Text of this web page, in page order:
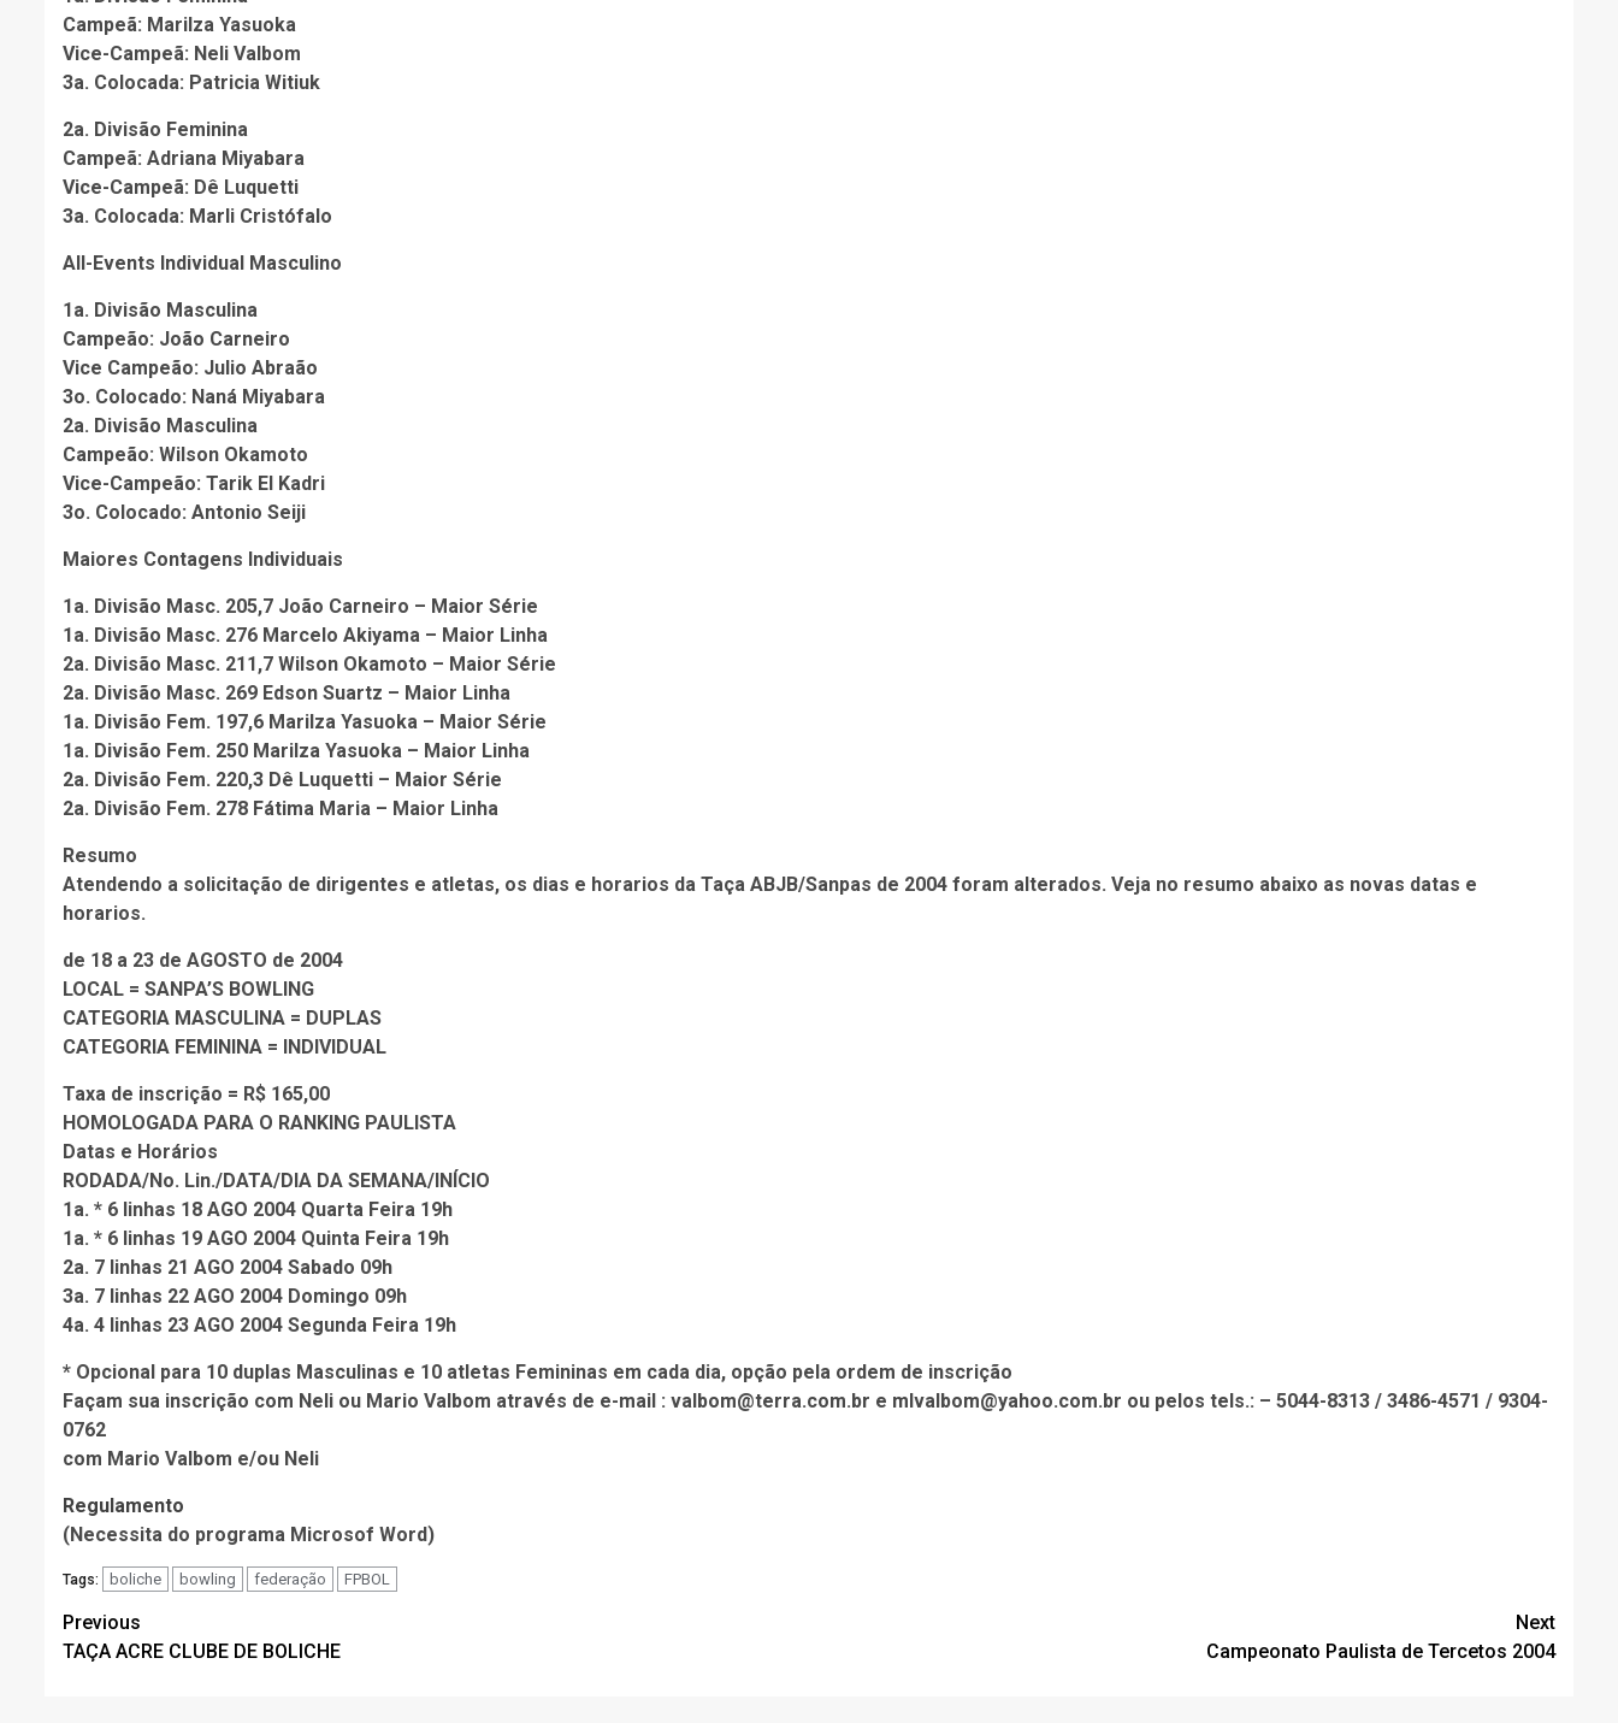
Campeã: Marilza Yasuoka
Vice-Campeã: Neli Valbom
3a. Colocada: Patricia Witiuk
2a. Divisão Feminina
Campeã: Adriana Miyabara
Vice-Campeã: Dê Luquetti
3a. Colocada: Marli Cristófalo
All-Events Individual Masculino
1a. Divisão Masculina
Campeão: João Carneiro
Vice Campeão: Julio Abraão
3o. Colocado: Naná Miyabara
2a. Divisão Masculina
Campeão: Wilson Okamoto
Vice-Campeão: Tarik El Kadri
3o. Colocado: Antonio Seiji
Maiores Contagens Individuais
1a. Divisão Masc. 205,7 João Carneiro – Maior Série
1a. Divisão Masc. 276 Marcelo Akiyama – Maior Linha
2a. Divisão Masc. 211,7 Wilson Okamoto – Maior Série
2a. Divisão Masc. 269 Edson Suartz – Maior Linha
1a. Divisão Fem. 197,6 Marilza Yasuoka – Maior Série
1a. Divisão Fem. 250 Marilza Yasuoka – Maior Linha
2a. Divisão Fem. 220,3 Dê Luquetti – Maior Série
2a. Divisão Fem. 278 Fátima Maria – Maior Linha
Resumo
Atendendo a solicitação de dirigentes e atletas, os dias e horarios da Taça ABJB/Sanpas de 2004 foram alterados. Veja no resumo abaixo as novas datas e
horarios.
de 18 a 23 de AGOSTO de 2004
LOCAL = SANPA’S BOWLING
CATEGORIA MASCULINA = DUPLAS
CATEGORIA FEMININA = INDIVIDUAL
Taxa de inscrição = R$ 165,00
HOMOLOGADA PARA O RANKING PAULISTA
Datas e Horários
RODADA/No. Lin./DATA/DIA DA SEMANA/INÍCIO
1a. * 6 linhas 18 AGO 2004 Quarta Feira 19h
1a. * 6 linhas 19 AGO 2004 Quinta Feira 19h
2a. 7 linhas 21 AGO 2004 Sabado 09h
3a. 7 linhas 22 AGO 2004 Domingo 09h
4a. 4 linhas 23 AGO 2004 Segunda Feira 19h
* Opcional para 10 duplas Masculinas e 10 atletas Femininas em cada dia, opção pela ordem de inscrição
Façam sua inscrição com Neli ou Mario Valbom através de e-mail : valbom@terra.com.br e mlvalbom@yahoo.com.br ou pelos tels.: – 5044-8313 / 3486-4571 / 9304-
0762
com Mario Valbom e/ou Neli
Regulamento
(Necessita do programa Microsof Word)
Tags: boliche bowling federação FPBOL
Post
navigation
Previous
TAÇA ACRE CLUBE DE BOLICHE
Next
Campeonato Paulista de Tercetos 2004